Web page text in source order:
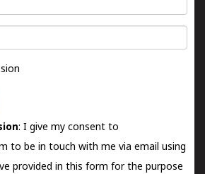
: I give my consent to
to be in touch with me via email using
provided in this form for the purpose